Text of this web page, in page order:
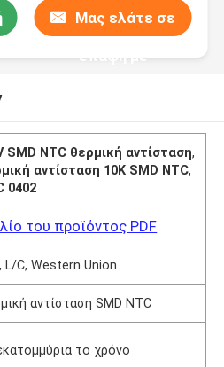
Μας ελάτε σε
επαφή με
SMD NTC θερμική αντίσταση,
αντίσταση 10K SMD NTC,
0402
του προϊόντος PDF
L/C, Western Union
αντίσταση SMD NTC
το χρόνο